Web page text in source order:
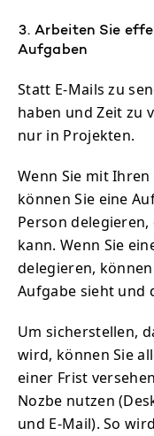
3. Arbeiten Sie
Aufgaben
Statt E-Mails zu
haben und Zeit zu
nur in Projekten.
Wenn Sie mit
können Sie eine
Person
kann. Wenn Sie
delegieren,
Aufgabe sieht und
Um sicherstellen,
wird, können Sie
einer Frist
Nozbe nutzen
und E-Mail). So